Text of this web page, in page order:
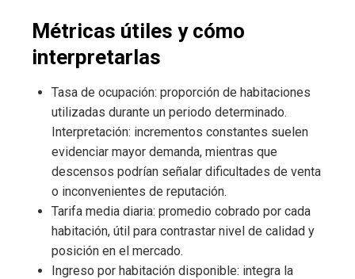
Métricas útiles y cómo
interpretarlas
Tasa de ocupación: proporción de habitaciones
utilizadas durante un periodo determinado.
Interpretación: incrementos constantes suelen
evidenciar mayor demanda, mientras que
descensos podrían señalar dificultades de venta
o inconvenientes de reputación.
Tarifa media diaria: promedio cobrado por cada
habitación, útil para contrastar nivel de calidad y
posición en el mercado.
Ingreso por habitación disponible: integra la